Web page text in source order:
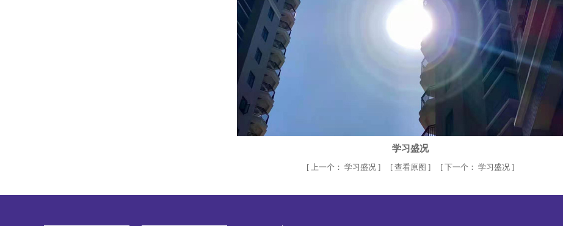
学习盛况
[ 上一个： 学习盛况 ] [ 查看原图 ] [ 下一个： 学习盛况 ]